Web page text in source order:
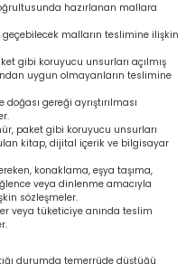
hazırlanan mallara
malların teslimine ilişkin
gibi koruyucu unsurları açılmış
uygun olmayanların teslimine
gereği ayrıştırılması
paket gibi koruyucu unsurları
kitap, dijital içerik ve bilgisayar
konaklama, eşya taşıma,
veya dinlenme amacıyla
sözleşmeler.
veya tüketiciye anında teslim
durumda temerrüde düştüğü